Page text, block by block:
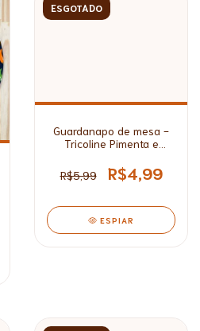
ESGOTADO
Guardanapo de mesa -
Tricoline Pimenta e
R$5,99
R$4,99
ESPIAR